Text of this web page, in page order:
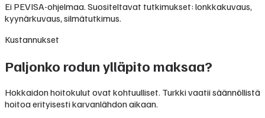
Ei PEVISA-ohjelmaa. Suositeltavat tutkimukset: lonkkakuvaus,
kyynärkuvaus, silmätutkimus.
Kustannukset
Paljonko rodun ylläpito maksaa?
Hokkaidon hoitokulut ovat kohtuulliset. Turkki vaatii säännöllistä
hoitoa erityisesti karvanlähdon aikaan.